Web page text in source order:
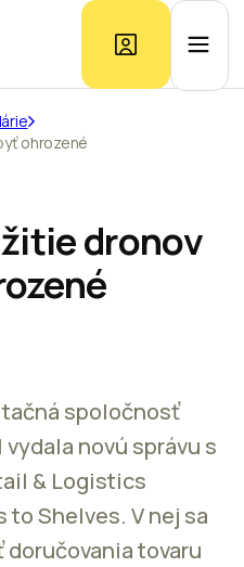
Ponuka kancelárií
Prieskum trhu
Kontakt
ohrozené
dronov
spoločnosť
novú správu s
& Logistics
to Shelves. V nej sa
doručovania tovaru